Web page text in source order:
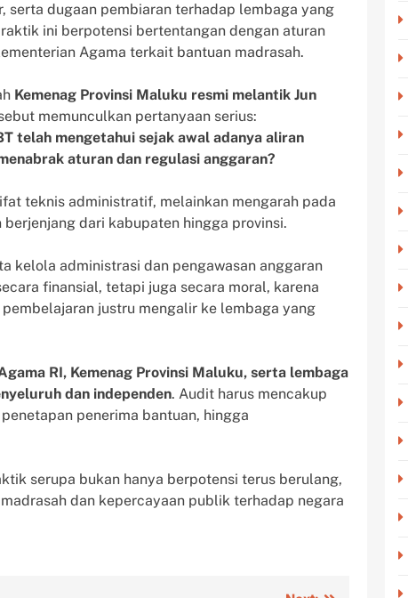
serta dugaan pembiaran terhadap lembaga yang
ini berpotensi bertentangan dengan aturan
Agama terkait bantuan madrasah.
Kemenag Provinsi Maluku resmi melantik Jun
memunculkan pertanyaan serius:
telah mengetahui sejak awal adanya aliran
aturan dan regulasi anggaran?
teknis administratif, melainkan mengarah pada
dari kabupaten hingga provinsi.
kelola administrasi dan pengawasan anggaran
finansial, tetapi juga secara moral, karena
justru mengalir ke lembaga yang
RI, Kemenag Provinsi Maluku, serta lembaga
dan independen. Audit harus mencakup
penerima bantuan, hingga
serupa bukan hanya berpotensi terus berulang,
dan kepercayaan publik terhadap negara